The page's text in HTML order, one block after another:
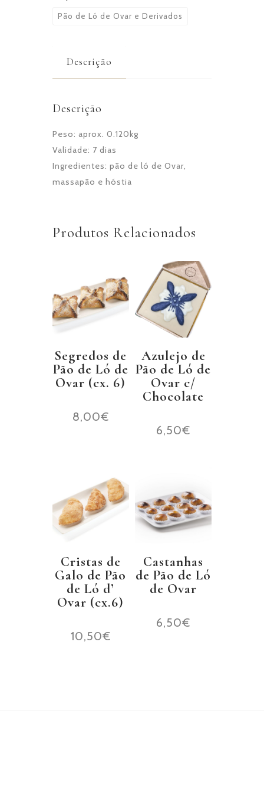
Pão de Ló de Ovar e Derivados
Descrição
Descrição
Peso: aprox. 0.120kg
Validade: 7 dias
Ingredientes: pão de ló de Ovar,
massapão e hóstia
Produtos Relacionados
Segredos de
Pão de Ló de
Ovar (cx. 6)
8,00€
Azulejo de
Pão de Ló de
Ovar c/
Chocolate
6,50€
Cristas de
Galo de Pão
de Ló d’
Ovar (cx.6)
10,50€
Castanhas
de Pão de Ló
de Ovar
6,50€